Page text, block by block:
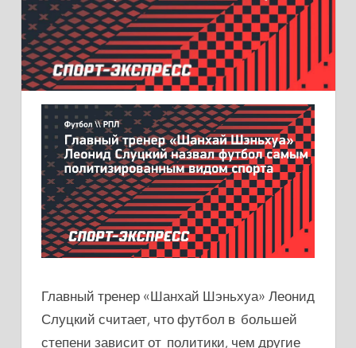
Главный тренер «Шанхай Шэньхуа» Леонид
Слуцкий считает, что футбол в большей
степени зависит от политики, чем другие